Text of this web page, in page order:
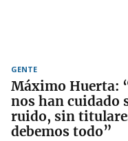
GENTE
Máximo Huerta:
nos han cuidado
ruido, sin
debemos todo”